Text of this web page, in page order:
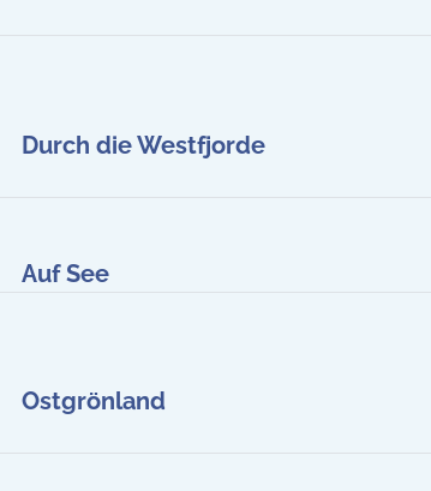
Durch die Westfjorde
Auf See
Ostgrönland